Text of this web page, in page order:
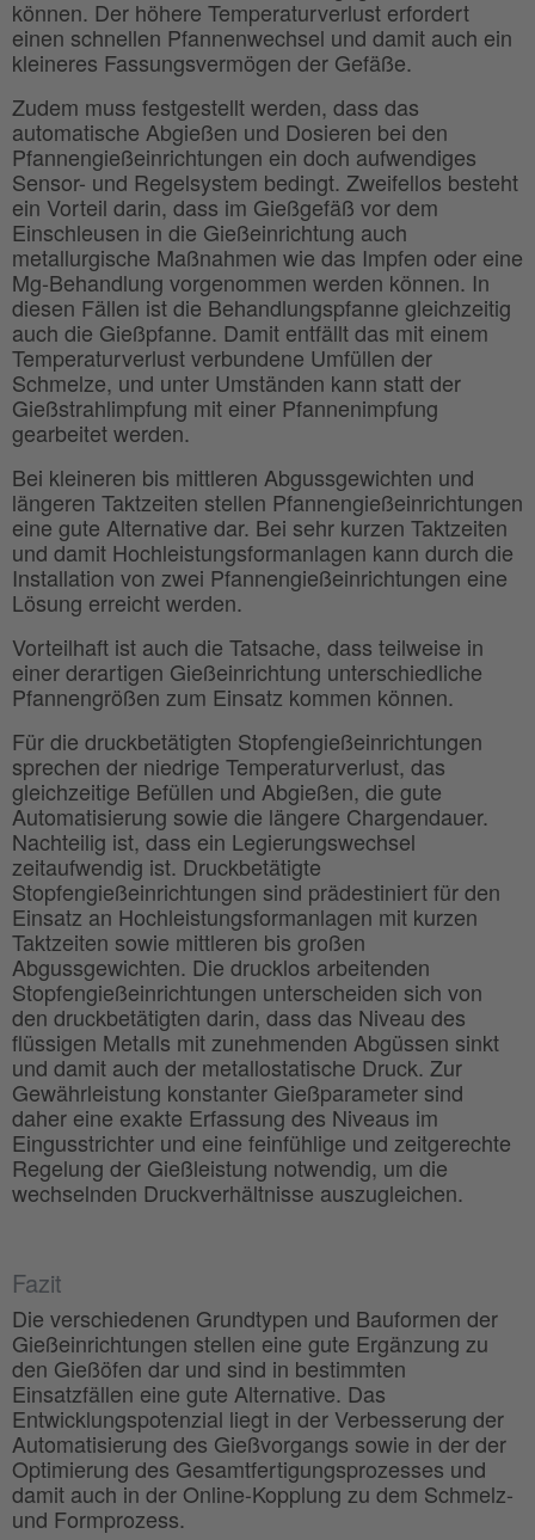
können. Der höhere Temperaturverlust erfordert
einen schnellen Pfannenwechsel und damit auch ein
kleineres Fassungsvermögen der Gefäße.
Zudem muss festgestellt werden, dass das
automatische Abgießen und Dosieren bei den
Pfannengießeinrichtungen ein doch aufwendiges
Sensor- und Regelsystem bedingt. Zweifellos besteht
ein Vorteil darin, dass im Gießgefäß vor dem
Einschleusen in die Gießeinrichtung auch
metallurgische Maßnahmen wie das Impfen oder eine
Mg-Behandlung vorgenommen werden können. In
diesen Fällen ist die Behandlungspfanne gleichzeitig
auch die Gießpfanne. Damit entfällt das mit einem
Temperaturverlust verbundene Umfüllen der
Schmelze, und unter Umständen kann statt der
Gießstrahlimpfung mit einer Pfannenimpfung
gearbeitet werden.
Bei kleineren bis mittleren Abgussgewichten und
längeren Taktzeiten stellen Pfannengießeinrichtungen
eine gute Alternative dar. Bei sehr kurzen Taktzeiten
und damit Hochleistungsformanlagen kann durch die
Installation von zwei Pfannengießeinrichtungen eine
Lösung erreicht werden.
Vorteilhaft ist auch die Tatsache, dass teilweise in
einer derartigen Gießeinrichtung unterschiedliche
Pfannengrößen zum Einsatz kommen können.
Für die druckbetätigten Stopfengießeinrichtungen
sprechen der niedrige Temperaturverlust, das
gleichzeitige Befüllen und Abgießen, die gute
Automatisierung sowie die längere Chargendauer.
Nachteilig ist, dass ein Legierungswechsel
zeitaufwendig ist. Druckbetätigte
Stopfengießeinrichtungen sind prädestiniert für den
Einsatz an Hochleistungsformanlagen mit kurzen
Taktzeiten sowie mittleren bis großen
Abgussgewichten. Die drucklos arbeitenden
Stopfengießeinrichtungen unterscheiden sich von
den druckbetätigten darin, dass das Niveau des
flüssigen Metalls mit zunehmenden Abgüssen sinkt
und damit auch der metallostatische Druck. Zur
Gewährleistung konstanter Gießparameter sind
daher eine exakte Erfassung des Niveaus im
Eingusstrichter und eine feinfühlige und zeitgerechte
Regelung der Gießleistung notwendig, um die
wechselnden Druckverhältnisse auszugleichen.
Fazit
Die verschiedenen Grundtypen und Bauformen der
Gießeinrichtungen stellen eine gute Ergänzung zu
den Gießöfen dar und sind in bestimmten
Einsatzfällen eine gute Alternative. Das
Entwicklungspotenzial liegt in der Verbesserung der
Automatisierung des Gießvorgangs sowie in der der
Optimierung des Gesamtfertigungsprozesses und
damit auch in der Online-Kopplung zu dem Schmelz-
und Formprozess.